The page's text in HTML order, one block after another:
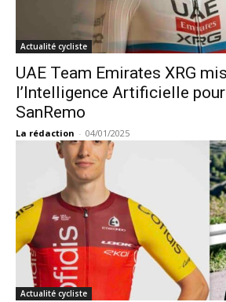
Actualité cycliste
UAE Team Emirates XRG
l’Intelligence Artificielle
SanRemo
La rédaction - 04/01/2025
Actualité cycliste